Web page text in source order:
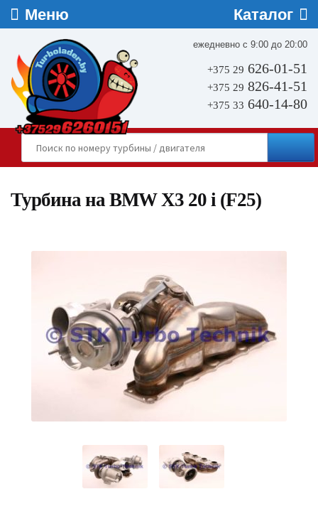
ежедневно с 9:00 до 20:00
+375 29 626-01-51
+375 29 826-41-51
+375 33 640-14-80
Турбина на BMW X3 20 i (F25)